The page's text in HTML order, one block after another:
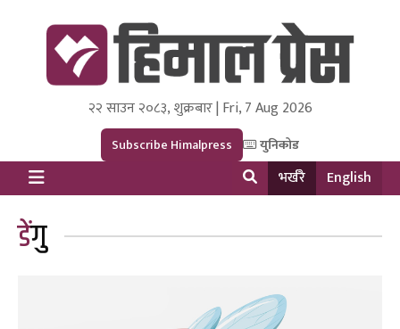
Himal Press
Dot NewsyNepal Media and Research Pvt Ltd.
२२ साउन २०८३, शुक्रबार | Fri, 7 Aug 2026
Subscribe Himalpress युनिकोड
भर्खरै English
डेंगु